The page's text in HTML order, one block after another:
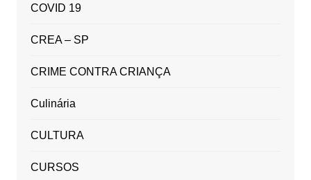
COVID 19
CREA – SP
CRIME CONTRA CRIANÇA
Culinária
CULTURA
CURSOS